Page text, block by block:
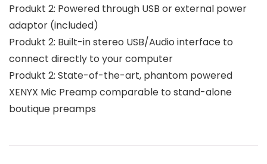
Produkt 2: Powered through USB or external power
adaptor (included)
Produkt 2: Built-in stereo USB/Audio interface to
connect directly to your computer
Produkt 2: State-of-the-art, phantom powered
XENYX Mic Preamp comparable to stand-alone
boutique preamps